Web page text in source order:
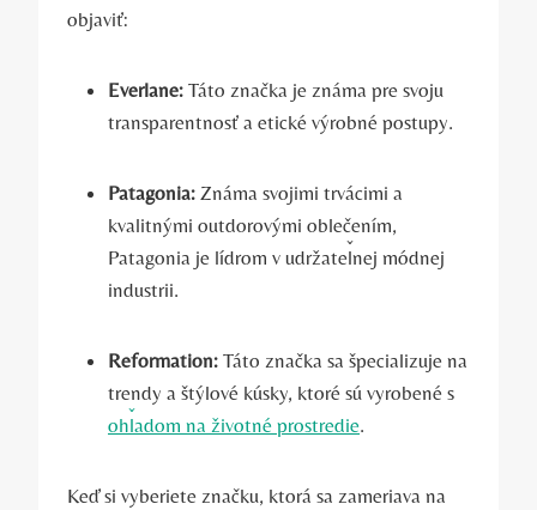
objaviť:
Everlane: Táto značka je známa pre svoju
transparentnosť a etické výrobné postupy.
Patagonia: Známa svojimi trvácimi a
kvalitnými outdorovými oblečením,
Patagonia je lídrom v udržateľnej módnej
industrii.
Reformation: Táto značka sa špecializuje na
trendy a štýlové kúsky, ktoré sú vyrobené s
ohľadom na životné prostredie.
Keď si vyberiete značku, ktorá sa zameriava na